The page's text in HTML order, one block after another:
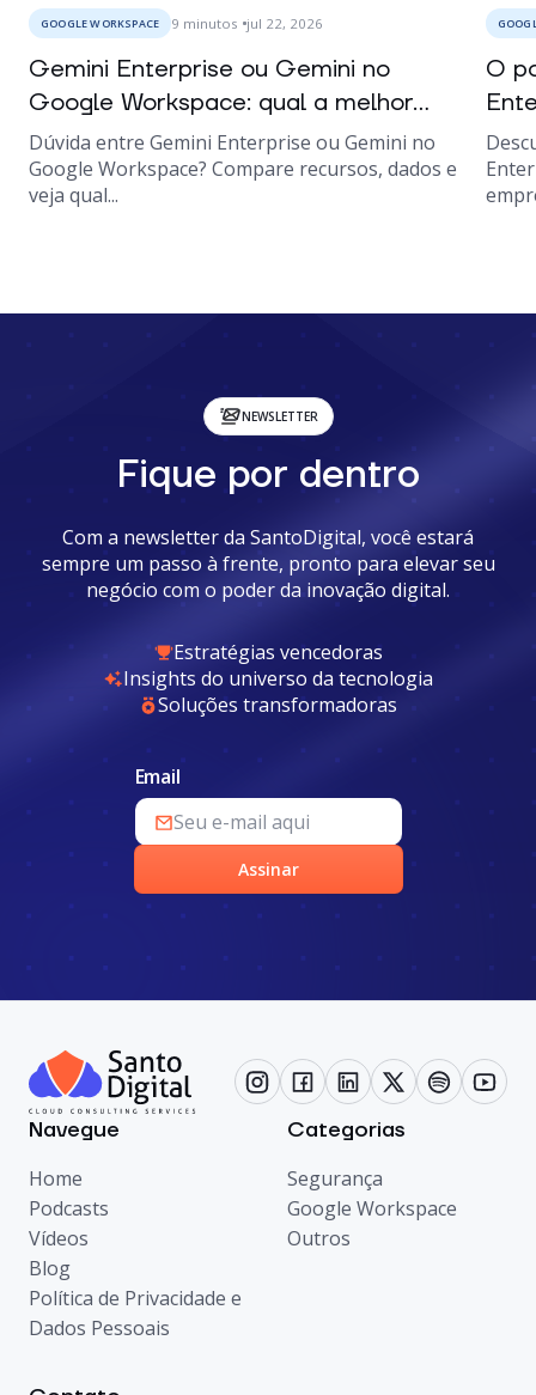
GOOGLE WORKSPACE 9 minutos jul 22, 2026
Gemini Enterprise ou Gemini no
Google Workspace: qual a melhor...
Dúvida entre Gemini Enterprise ou Gemini no
Google Workspace? Compare recursos, dados e
veja qual...
O
NEWSLETTER
Fique por dentro
Com a newsletter da SantoDigital, você estará
sempre um passo à frente, pronto para elevar seu
negócio com o poder da inovação digital.
Estratégias vencedoras
Insights do universo da tecnologia
Soluções transformadoras
Email
Assinar
Navegue
Home
Podcasts
Vídeos
Blog
Política de Privacidade e
Dados Pessoais
Categorias
Segurança
Google Workspace
Outros